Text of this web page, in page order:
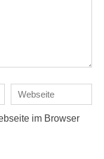
im Browser